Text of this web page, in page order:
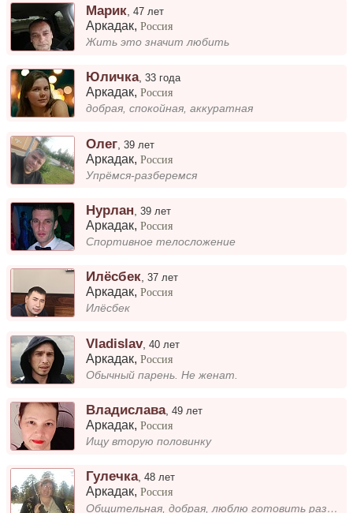
Марик ,47 лет
Аркадак,Россия
Жить это значит любить
Юличка,33 года
Аркадак,Россия
добрая, спокойная, аккуратная
Олег ,39 лет
Аркадак,Россия
Упрëмся-разберемся
Нурлан ,39 лет
Аркадак,Россия
Спортивное телосложение
Илёсбек,37 лет
Аркадак,Россия
Илёсбек
Vladislav,40 лет
Аркадак,Россия
Обычный парень. Не женат.
Владислава,49 лет
Аркадак,Россия
Ищу вторую половинку
Гулечка,48 лет
Аркадак,Россия
Общительная, добрая, люблю готовить разное